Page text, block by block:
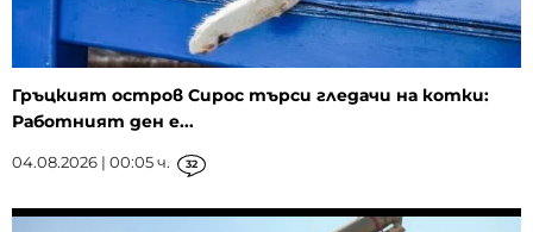
Гръцкият остров Сирос търси гледачи на котки:
Работният ден е...
04.08.2026 | 00:05 ч. 32